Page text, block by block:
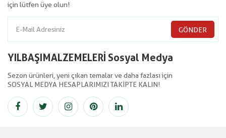
için lütfen üye olun!
GÖNDER
YILBAŞIMALZEMELERİ Sosyal Medya
Sezon ürünleri, yeni çıkan temalar ve daha fazlası için
SOSYAL MEDYA HESAPLARIMIZI TAKİPTE KALIN!